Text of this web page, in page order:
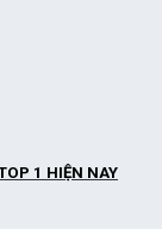
1 HIỆN NAY